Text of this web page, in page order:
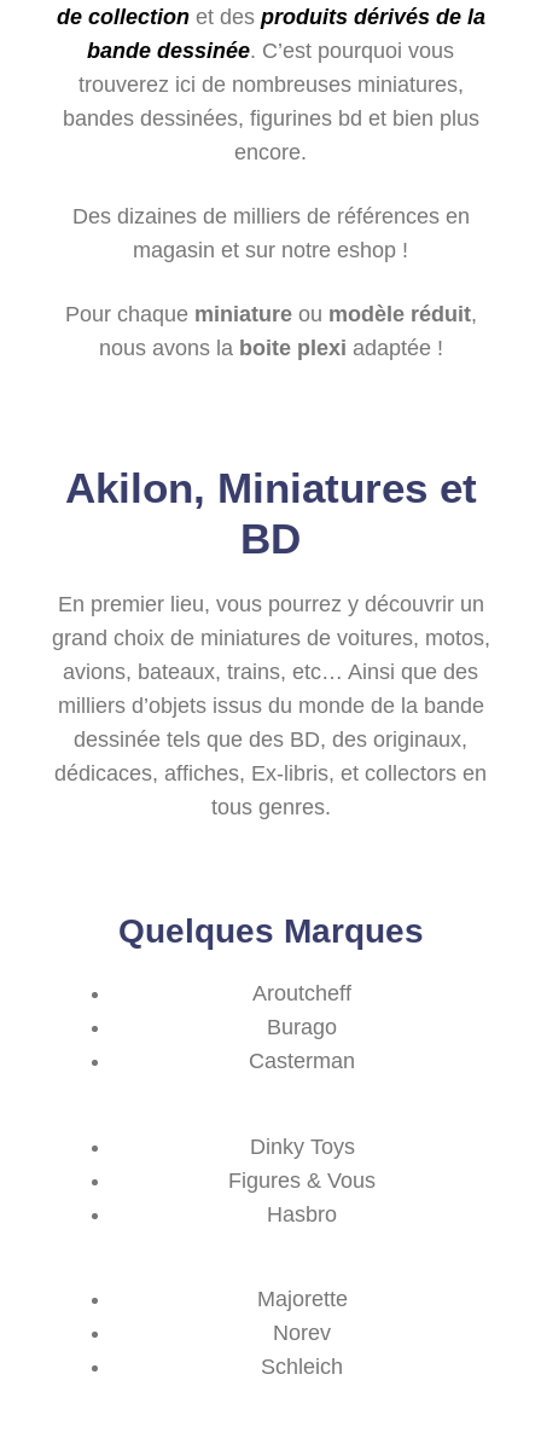
de collectionet des produits dérivés de la
bande dessinée. C’est pourquoi vous
trouverez ici de nombreuses miniatures,
bandes dessinées, ﬁgurines bd et bien plus
encore.
Des dizaines de milliers de références en
magasin et sur notre eshop !
Pour chaque miniatureou modèle réduit,
nous avons la boite plexi adaptée !
Akilon, Miniatures et
BD
En premier lieu, vous pourrez y découvrir un
grand choix de miniatures de voitures, motos,
avions, bateaux, trains, etc… Ainsi que des
milliers d’objets issus du monde de la bande
dessinée tels que des BD, des originaux,
dédicaces, affiches, Ex-libris, et collectors en
tous genres.
Quelques Marques
Aroutcheff
Burago
Casterman
Dinky Toys
Figures & Vous
Hasbro
Majorette
Norev
Schleich